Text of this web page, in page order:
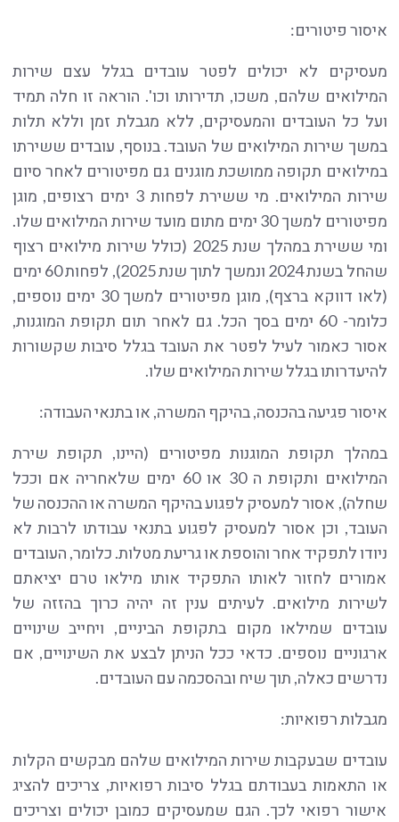
איסור פיטורים:
מעסיקים לא יכולים לפטר עובדים בגלל עצם שירות
המילואים שלהם, משכו, תדירותו וכו'. הוראה זו חלה תמיד
ועל כל העובדים והמעסיקים, ללא מגבלת זמן וללא תלות
במשך שירות המילואים של העובד. בנוסף, עובדים ששירתו
במילואים תקופה ממושכת מוגנים גם מפיטורים לאחר סיום
שירות המילואים. מי ששירת לפחות 3 ימים רצופים, מוגן
מפיטורים למשך 30 ימים מתום מועד שירות המילואים שלו.
ומי ששירת במהלך שנת 2025 (כולל שירות מילואים רצוף
שהחל בשנת 2024 ונמשך לתוך שנת 2025), לפחות 60 ימים
(לאו דווקא ברצף), מוגן מפיטורים למשך 30 ימים נוספים,
כלומר- 60 ימים בסך הכל. גם לאחר תום תקופת המוגנות,
אסור כאמור לעיל לפטר את העובד בגלל סיבות שקשורות
להיעדרותו בגלל שירות המילואים שלו.
איסור פגיעה בהכנסה, בהיקף המשרה, או בתנאי העבודה:
במהלך תקופת המוגנות מפיטורים (היינו, תקופת שירת
המילואים ותקופת ה 30 או 60 ימים שלאחריה אם וככל
שחלה), אסור למעסיק לפגוע בהיקף המשרה או ההכנסה של
העובד, וכן אסור למעסיק לפגוע בתנאי עבודתו לרבות לא
ניודו לתפקיד אחר והוספת או גריעת מטלות. כלומר, העובדים
אמורים לחזור לאותו התפקיד אותו מילאו טרם יציאתם
לשירות מילואים. לעיתים ענין זה יהיה כרוך בהזזה של
עובדים שמילאו מקום בתקופת הביניים, ויחייב שינויים
ארגוניים נוספים. כדאי ככל הניתן לבצע את השינויים, אם
נדרשים כאלה, תוך שיח ובהסכמה עם העובדים.
מגבלות רפואיות:
עובדים שבעקבות שירות המילואים שלהם מבקשים הקלות
או התאמות בעבודתם בגלל סיבות רפואיות, צריכים להציג
אישור רפואי לכך. הגם שמעסיקים כמובן יכולים וצריכים